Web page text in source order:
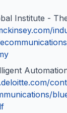
Institute -